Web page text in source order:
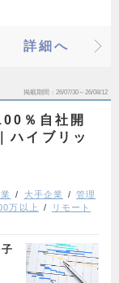
詳細へ
掲載期間 26/07/30～26/08/12
％自社開
ハイブリッ
大手企業
管理
万以上
リモート